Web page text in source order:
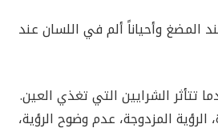
المضغ وأحياناً ألم في اللسان عند
تتأثر الشرايين التي تغذي العين.
المزدوجة، عدم وضوح الرؤية،